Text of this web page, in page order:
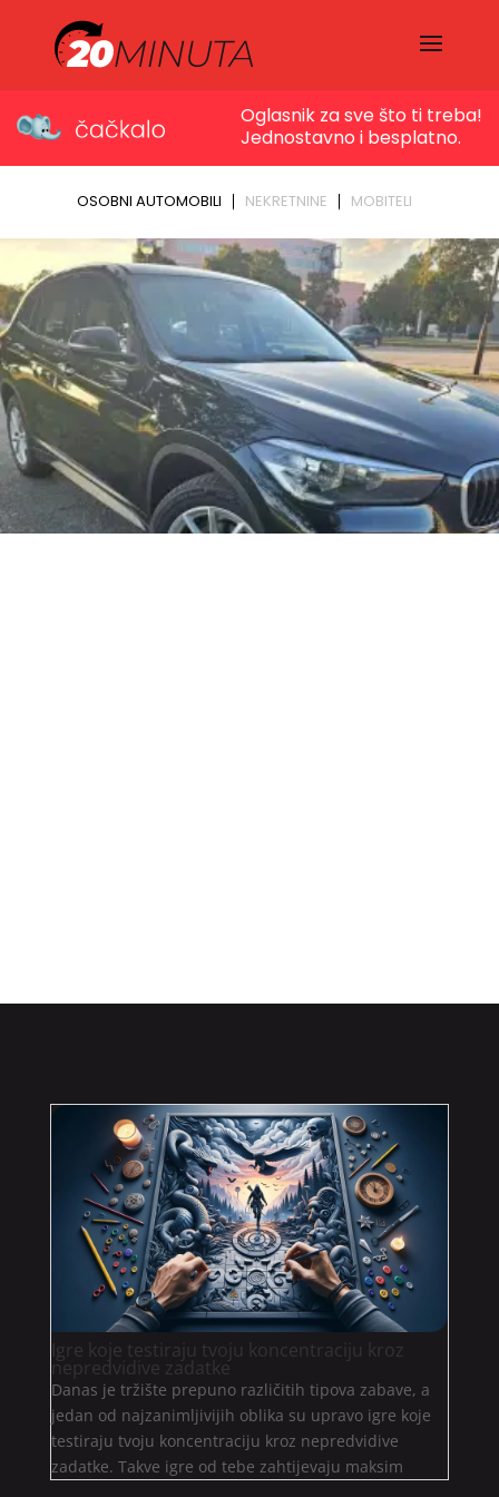
Igre koje testiraju tvoju koncentraciju kroz
nepredvidive zadatke
Danas je tržište prepuno različitih tipova zabave, a
jedan od najzanimljivijih oblika su upravo igre koje
testiraju tvoju koncentraciju kroz nepredvidive
zadatke. Takve igre od tebe zahtijevaju maksim